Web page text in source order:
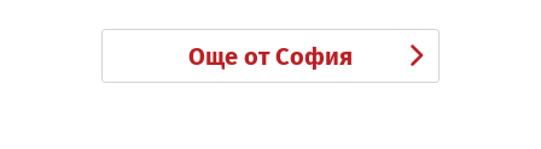
Още от София